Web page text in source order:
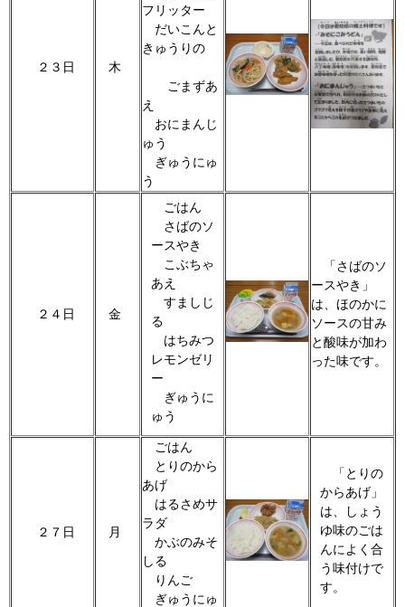
２３日 木
フリッター
だいこんと
きゅうりの
ごまずあ
え
おにまんじ
ゅう
ぎゅうにゅ
う
２４日 金
ごはん
さばのソ
ースやき
こぶちゃ
あえ
すましじ
る
はちみつ
レモンゼリ
ー
ぎゅうに
ゅう
「さばのソ
ースやき」
は、ほのかに
ソースの甘み
と酸味が加わ
った味です。
２７日 月
ごはん
とりのから
あげ
はるさめサ
ラダ
かぶのみそ
しる
りんご
ぎゅうにゅ
「とりの
からあげ」
は、しょう
ゆ味のごは
んによく合
う味付けで
す。